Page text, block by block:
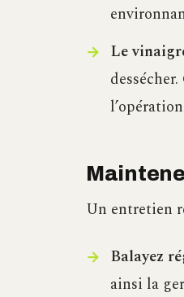
Le
Un entretien
Balayez
ainsi la